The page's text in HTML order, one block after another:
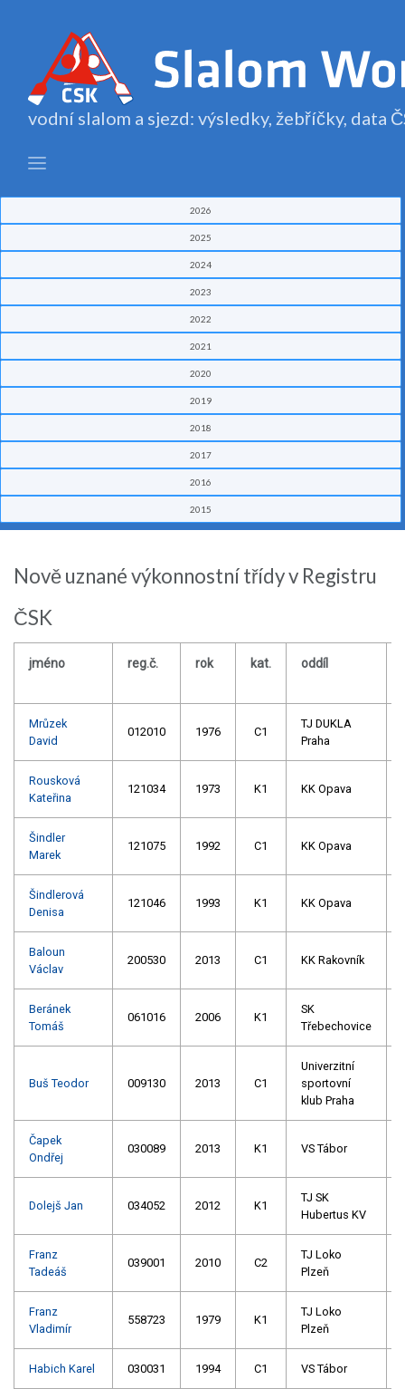
vodní slalom a sjezd: výsledky, žebříčky, data
2026
2025
2024
2023
2022
2021
2020
2019
2018
2017
2016
2015
Nově uznané výkonnostní třídy v Registru
ČSK
jméno reg.č. rok kat. oddíl
Mrůzek
David
012010 1976 C1
TJ DUKLA
Praha
Rousková
Kateřina
121034 1973 K1 KK Opava
Šindler
Marek
121075 1992 C1 KK Opava
Šindlerová
Denisa
121046 1993 K1 KK Opava
Baloun
Václav
200530 2013 C1 KK Rakovník
Beránek
Tomáš
061016 2006 K1
SK
Třebechovice
Buš Teodor 009130 2013 C1
Univerzitní
sportovní
klub Praha
Čapek
Ondřej
030089 2013 K1 VS Tábor
Dolejš Jan 034052 2012 K1
TJ SK
Hubertus KV
Franz
Tadeáš
039001 2010 C2
TJ Loko
Plzeň
Franz
Vladimír
558723 1979 K1
TJ Loko
Plzeň
Habich Karel 030031 1994 C1 VS Tábor